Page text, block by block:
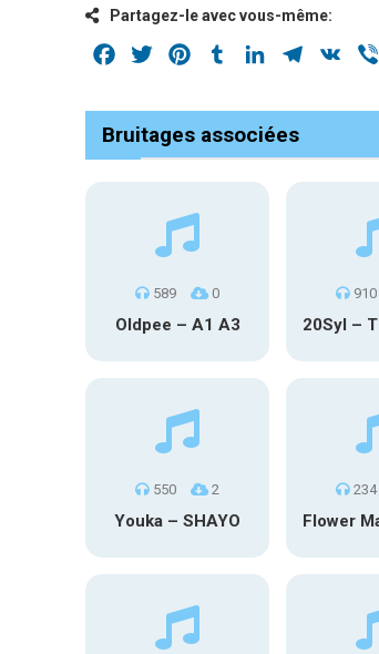
Partagez-le avec vous-même:
Facebook
Twitter PinterestTumblrLinkedInTelegram
VK
Bruitages associées
589 0
Oldpee – A1 A3
910
550 2
Youka – SHAYO
234